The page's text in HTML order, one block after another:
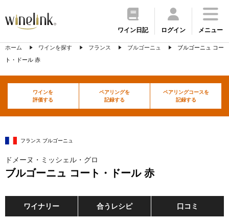
ワイン日記 ログイン メニュー
ホーム ワインを探す フランス ブルゴーニュ
ブルゴーニュ コー
ト・ドール 赤
ワインを
評価する
ペアリングを
記録する
ペアリングコースを
記録する
フランス ブルゴーニュ
ドメーヌ・ミッシェル・グロ
ブルゴーニュ コート・ドール 赤
ワイナリー 合うレシピ 口コミ